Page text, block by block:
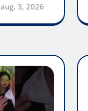
aug. 3, 2026